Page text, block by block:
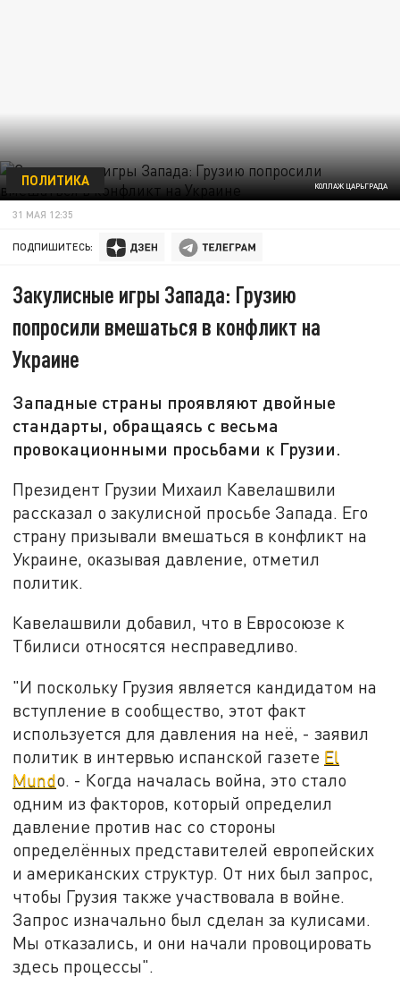
КОЛЛАЖ ЦАРЬГРАДА
ПОЛИТИКА
31 МАЯ 12:35
ПОДПИШИТЕСЬ:
Закулисные игры Запада: Грузию
попросили вмешаться в конфликт на
Украине
Западные страны проявляют двойные
стандарты, обращаясь с весьма
провокационными просьбами к Грузии.
Президент Грузии Михаил Кавелашвили
рассказал о закулисной просьбе Запада. Его
страну призывали вмешаться в конфликт на
Украине, оказывая давление, отметил
политик.
Кавелашвили добавил, что в Евросоюзе к
Тбилиси относятся несправедливо.
"И поскольку Грузия является кандидатом на
вступление в сообщество, этот факт
используется для давления на неё, - заявил
политик в интервью испанской газете El
Mundo. - Когда началась война, это стало
одним из факторов, который определил
давление против нас со стороны
определённых представителей европейских
и американских структур. От них был запрос,
чтобы Грузия также участвовала в войне.
Запрос изначально был сделан за кулисами.
Мы отказались, и они начали провоцировать
здесь процессы".